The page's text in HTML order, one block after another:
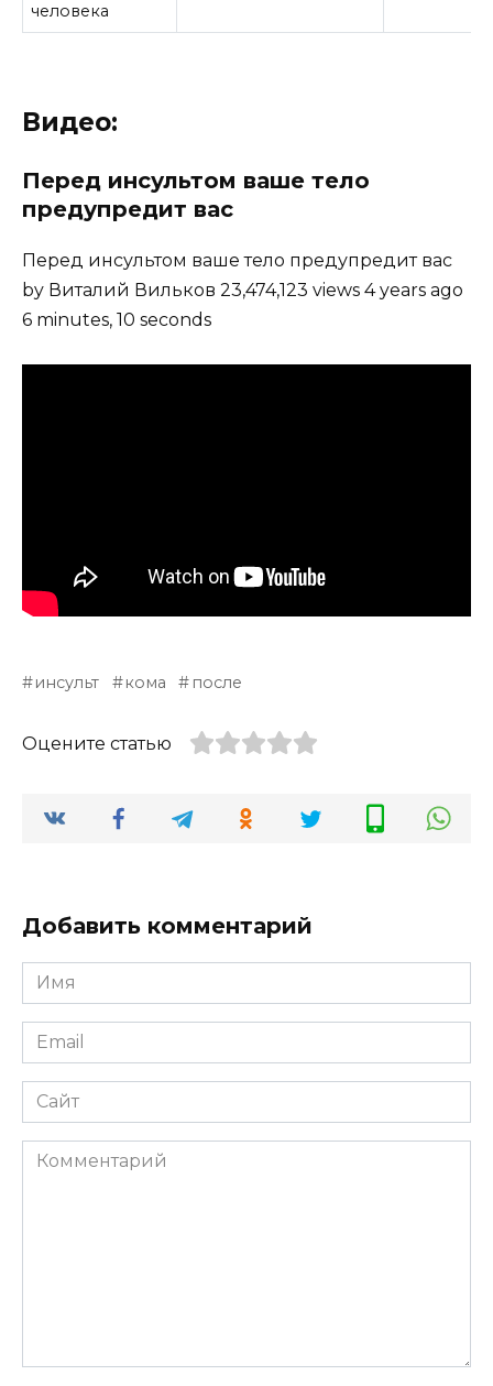
человека
Видео:
Перед инсультом ваше тело
предупредит вас
Перед инсультом ваше тело предупредит вас
by Виталий Вильков 23,474,123 views 4 years ago
6 minutes, 10 seconds
инсульт кома после
Оцените статью
Добавить комментарий
Имя
*
Email
*
Сайт
Комментарий